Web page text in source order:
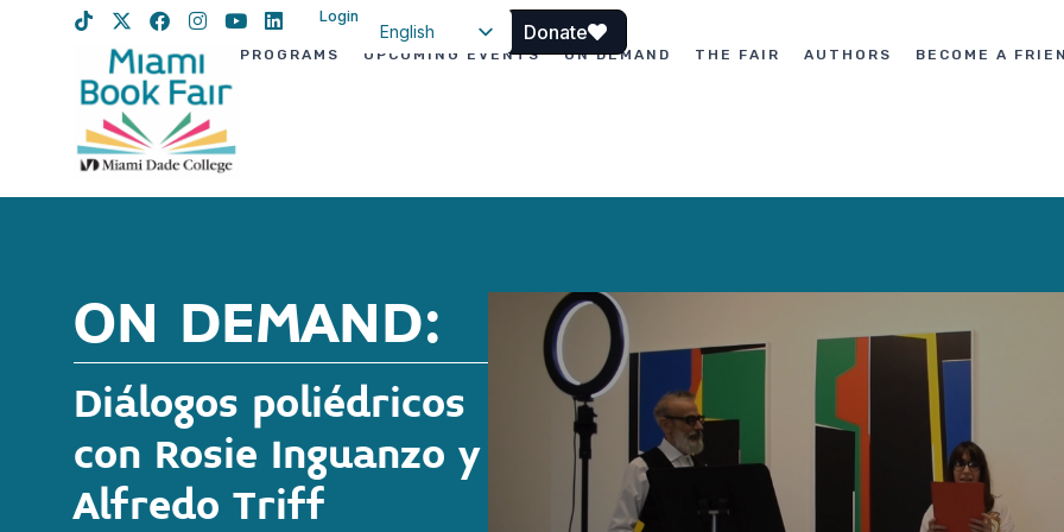
Login
English
Donate
PROGRAMS UPCOMING EVENTS ON DEMAND THE FAIR AUTHORS BECOME A
ON DEMAND:
Diálogos poliédricos
con Rosie Inguanzo y
Alfredo Triff